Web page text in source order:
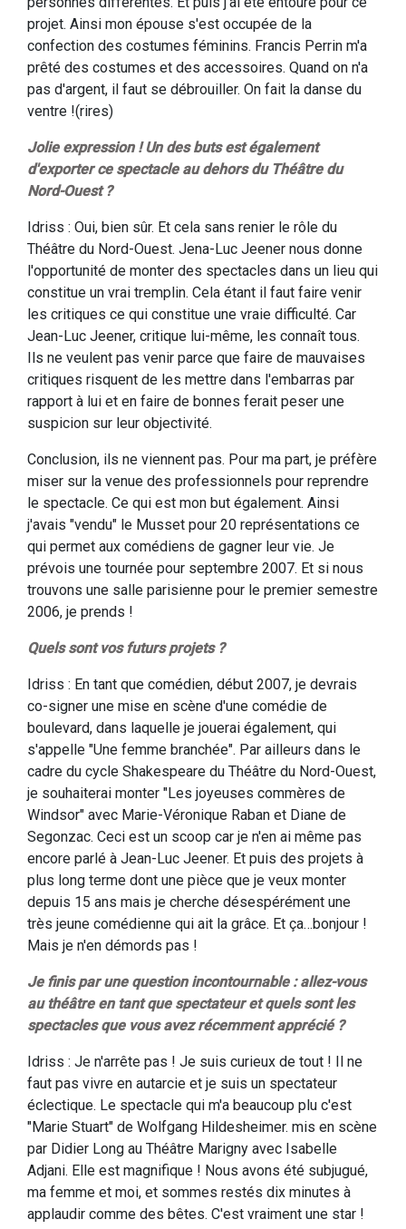
projet. Ainsi mon épouse s'est occupée de la
confection des costumes féminins. Francis Perrin m'a
prêté des costumes et des accessoires. Quand on n'a
pas d'argent, il faut se débrouiller. On fait la danse du
ventre !(rires)
Jolie expression ! Un des buts est également
d'exporter ce spectacle au dehors du Théâtre du
Nord-Ouest ?
Idriss : Oui, bien sûr. Et cela sans renier le rôle du
Théâtre du Nord-Ouest. Jena-Luc Jeener nous donne
l'opportunité de monter des spectacles dans un lieu qui
constitue un vrai tremplin. Cela étant il faut faire venir
les critiques ce qui constitue une vraie difficulté. Car
Jean-Luc Jeener, critique lui-même, les connaît tous.
Ils ne veulent pas venir parce que faire de mauvaises
critiques risquent de les mettre dans l'embarras par
rapport à lui et en faire de bonnes ferait peser une
suspicion sur leur objectivité.
Conclusion, ils ne viennent pas. Pour ma part, je préfère
miser sur la venue des professionnels pour reprendre
le spectacle. Ce qui est mon but également. Ainsi
j'avais "vendu" le Musset pour 20 représentations ce
qui permet aux comédiens de gagner leur vie. Je
prévois une tournée pour septembre 2007. Et si nous
trouvons une salle parisienne pour le premier semestre
2006, je prends !
Quels sont vos futurs projets ?
Idriss : En tant que comédien, début 2007, je devrais
co-signer une mise en scène d'une comédie de
boulevard, dans laquelle je jouerai également, qui
s'appelle "Une femme branchée". Par ailleurs dans le
cadre du cycle Shakespeare du Théâtre du Nord-Ouest,
je souhaiterai monter "Les joyeuses commères de
Windsor" avec Marie-Véronique Raban et Diane de
Segonzac. Ceci est un scoop car je n'en ai même pas
encore parlé à Jean-Luc Jeener. Et puis des projets à
plus long terme dont une pièce que je veux monter
depuis 15 ans mais je cherche désespérément une
très jeune comédienne qui ait la grâce. Et ça…bonjour !
Mais je n'en démords pas !
Je finis par une question incontournable : allez-vous
au théâtre en tant que spectateur et quels sont les
spectacles que vous avez récemment apprécié ?
Idriss : Je n'arrête pas ! Je suis curieux de tout ! Il ne
faut pas vivre en autarcie et je suis un spectateur
éclectique. Le spectacle qui m'a beaucoup plu c'est
"Marie Stuart" de Wolfgang Hildesheimer. mis en scène
par Didier Long au Théâtre Marigny avec Isabelle
Adjani. Elle est magnifique ! Nous avons été subjugué,
ma femme et moi, et sommes restés dix minutes à
applaudir comme des bêtes. C'est vraiment une star !